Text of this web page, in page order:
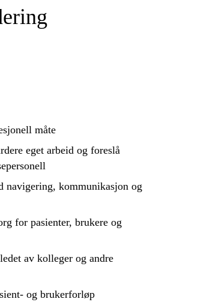
måte
eget arbeid og foreslå
navigering, kommunikasjon og
for pasienter, brukere og
av kolleger og andre
og brukerforløp